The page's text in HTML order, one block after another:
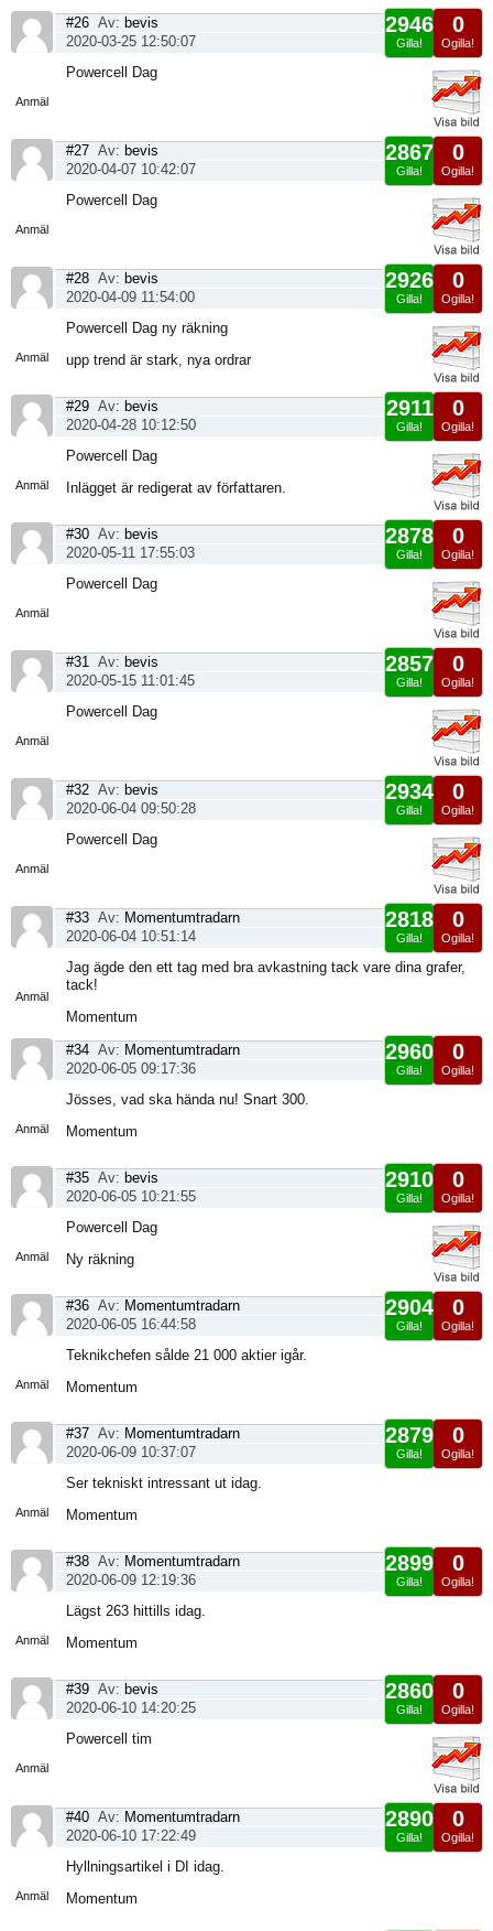
Anmäl
0
Ogilla!
2946
Gilla!
#26 Av: bevis
2020-03-25 12:50:07
Powercell Dag
Anmäl
0
Ogilla!
2867
Gilla!
#27 Av: bevis
2020-04-07 10:42:07
Powercell Dag
Anmäl
0
Ogilla!
2926
Gilla!
#28 Av: bevis
2020-04-09 11:54:00
Powercell Dag ny räkning
upp trend är stark, nya ordrar
Anmäl
0
Ogilla!
2911
Gilla!
#29 Av: bevis
2020-04-28 10:12:50
Powercell Dag
Inlägget är redigerat av författaren.
Anmäl
0
Ogilla!
2878
Gilla!
#30 Av: bevis
2020-05-11 17:55:03
Powercell Dag
Anmäl
0
Ogilla!
2857
Gilla!
#31 Av: bevis
2020-05-15 11:01:45
Powercell Dag
Anmäl
0
Ogilla!
2934
Gilla!
#32 Av: bevis
2020-06-04 09:50:28
Powercell Dag
Anmäl
0
Ogilla!
2818
Gilla!
#33 Av: Momentumtradarn
2020-06-04 10:51:14
Jag ägde den ett tag med bra avkastning tack vare dina grafer,
tack!
Momentum
Anmäl
0
Ogilla!
2960
Gilla!
#34 Av: Momentumtradarn
2020-06-05 09:17:36
Jösses, vad ska hända nu! Snart 300.
Momentum
Anmäl
0
Ogilla!
2910
Gilla!
#35 Av: bevis
2020-06-05 10:21:55
Powercell Dag
Ny räkning
Anmäl
0
Ogilla!
2904
Gilla!
#36 Av: Momentumtradarn
2020-06-05 16:44:58
Teknikchefen sålde 21 000 aktier igår.
Momentum
Anmäl
0
Ogilla!
2879
Gilla!
#37 Av: Momentumtradarn
2020-06-09 10:37:07
Ser tekniskt intressant ut idag.
Momentum
Anmäl
0
Ogilla!
2899
Gilla!
#38 Av: Momentumtradarn
2020-06-09 12:19:36
Lägst 263 hittills idag.
Momentum
Anmäl
0
Ogilla!
2860
Gilla!
#39 Av: bevis
2020-06-10 14:20:25
Powercell tim
Anmäl
0
Ogilla!
2890
Gilla!
#40 Av: Momentumtradarn
2020-06-10 17:22:49
Hyllningsartikel i DI idag.
Momentum